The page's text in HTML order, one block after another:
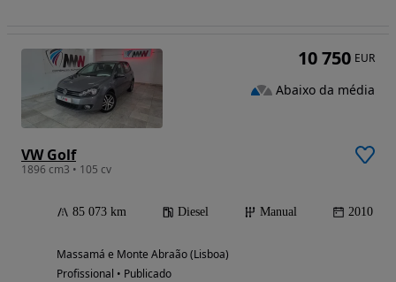
VW Golf
1896 cm3 • 105 cv
85 073 km Diesel Manual 2010
Massamá e Monte Abraão (Lisboa)
Profissional • Publicado
10 750 EUR
Abaixo da média